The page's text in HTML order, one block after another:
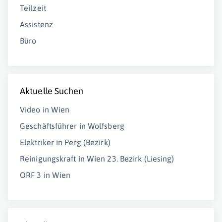
Teilzeit
Assistenz
Büro
Aktuelle Suchen
Video in Wien
Geschäftsführer in Wolfsberg
Elektriker in Perg (Bezirk)
Reinigungskraft in Wien 23. Bezirk (Liesing)
ORF 3 in Wien